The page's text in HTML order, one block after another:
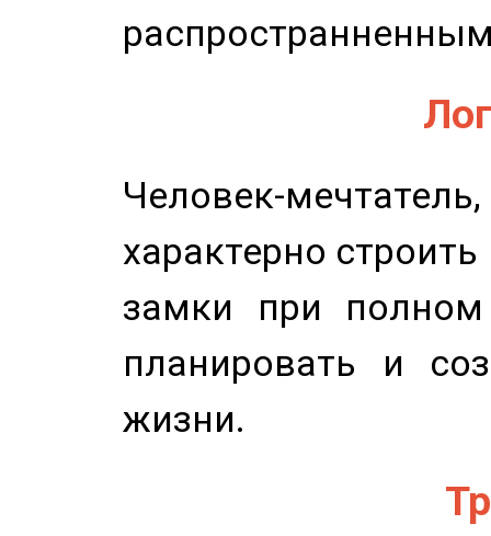
Человек-
характерно
замки при полном
планировать и
жизни.